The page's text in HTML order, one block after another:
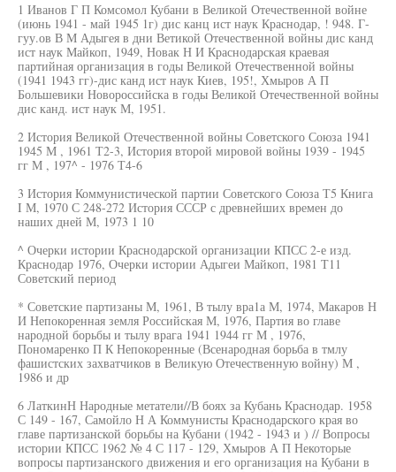
1 Иванов Г П Комсомол Кубани в Великой Отечественной войне
(июнь 1941 - май 1945 1г) дис канц ист наук Краснодар, ! 948. Г-
гуу.ов В М Адыгея в дни Ветикой Отечественной войны дис канд
ист наук Майкоп, 1949, Новак Н И Краснодарская краевая
партийная организация в годы Великой Отечественной войны
(1941 1943 гг)-дис канд ист наук Киев, 195!, Хмыров А П
Большевики Новороссийска в годы Великой Отечественной войны
дис канд. ист наук М, 1951.
2 История Великой Отечественной войны Советского Союза 1941
1945 М , 1961 Т2-3, История второй мировой войны 1939 - 1945
гг М , 197^ - 1976 Т4-6
3 История Коммунистической партии Советского Союза Т5 Книга
I М, 1970 С 248-272 История СССР с древнейших времен до
наших дней М, 1973 1 10
^ Очерки истории Краснодарской организации КПСС 2-е изд.
Краснодар 1976, Очерки истории Адыгеи Майкоп, 1981 Т11
Советский период
* Советские партизаны М, 1961, В тылу вра1а М, 1974, Макаров Н
И Непокоренная земля Российская М, 1976, Партия во главе
народной борьбы и тылу врага 1941 1944 гг М , 1976,
Пономаренко П К Непокоренные (Всенародная борьба в тмлу
фашистских захватчиков в Великую Отечественную войну) М ,
1986 и др
6 ЛаткинН Народные метатели//В боях за Кубань Краснодар. 1958
С 149 - 167, Самойло Н А Коммунисты Краснодарского края во
главе партизанской борьбы на Кубани (1942 - 1943 и ) // Вопросы
истории КПСС 1962 № 4 С 117 - 129, Хмыров А П Некоторые
вопросы партизанского движения и его организация на Кубани в